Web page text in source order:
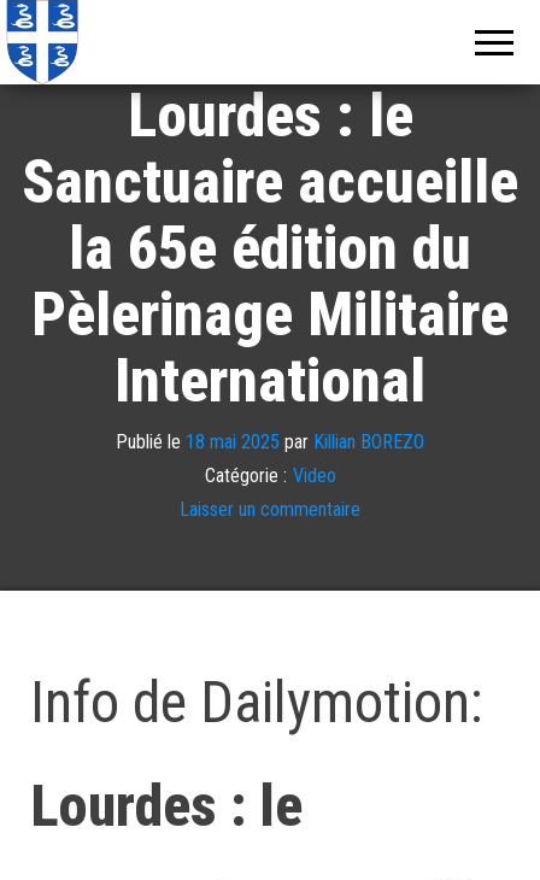
Lourdes : le
Sanctuaire accueille
la 65e édition du
Pèlerinage Militaire
International
Publié le 18 mai 2025 par Killian BOREZO
Catégorie : Video
Laisser un commentaire
Info de Dailymotion:
Lourdes : le